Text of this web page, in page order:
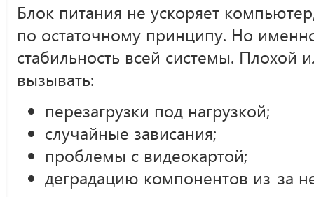
Блок питания не ускоряет
по остаточному принципу. Но
стабильность всей системы.
вызывать:
перезагрузки под нагрузкой;
случайные зависания;
проблемы с видеокартой;
деградацию компонентов из-за